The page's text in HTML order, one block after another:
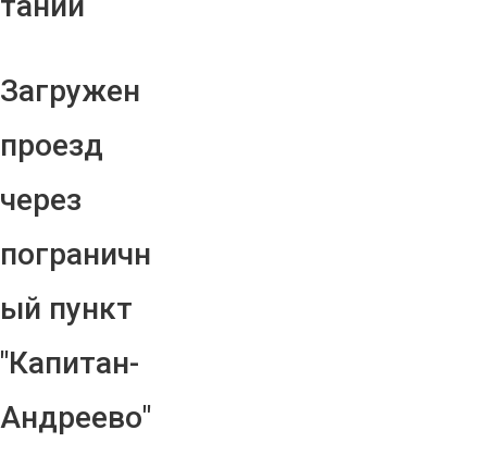
Загружен
проезд
через
пограничн
ый пункт
"Капитан-
Андреево"